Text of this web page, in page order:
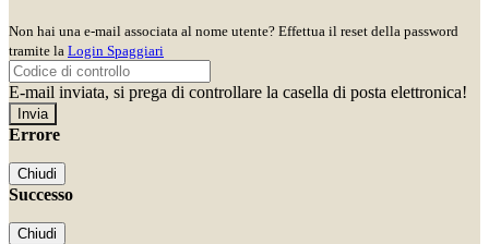
Non hai una e-mail associata al nome utente? Effettua il reset della password
tramite la Login Spaggiari
E-mail inviata, si prega di controllare la casella di posta elettronica!
Errore
Chiudi
Successo
Chiudi